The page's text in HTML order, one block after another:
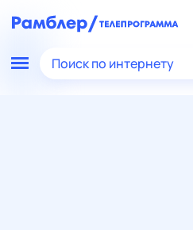
Поиск по интернету